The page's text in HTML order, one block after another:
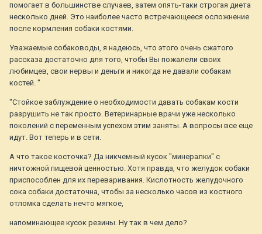
помогает в большинстве случаев, затем опять-таки строгая диета
несколько дней. Это наиболее часто встречающееся осложнение
после кормления собаки костями.
Уважаемые собаководы, я надеюсь, что этого очень сжатого
рассказа достаточно для того, чтобы Вы пожалели своих
любимцев, свои нервы и деньги и никогда не давали собакам
костей. "
"Стойкое заблуждение о необходимости давать собакам кости
разрушить не так просто. Ветеринарные врачи уже несколько
поколений с переменным успехом этим заняты. А вопросы все еще
идут. Вот теперь и в сети.
А что такое косточка? Да никчемный кусок "минералки" с
ничтожной пищевой ценностью. Хотя правда, что желудок собаки
приспособлен для их переваривания. Кислотность желудочного
сока собаки достаточна, чтобы за несколько часов из костного
отломка сделать нечто мягкое,
напоминающее кусок резины. Ну так в чем дело?